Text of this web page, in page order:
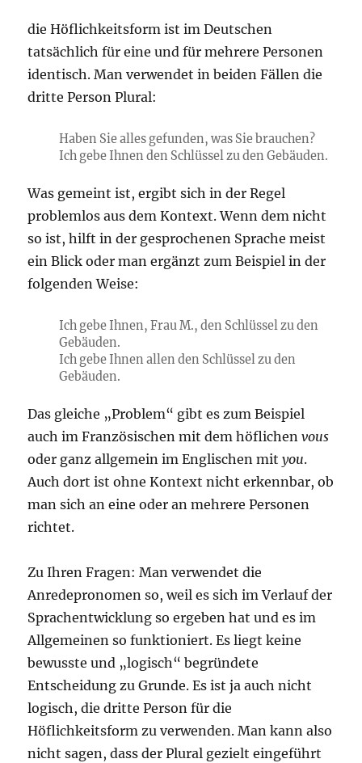
die Höflichkeitsform ist im Deutschen
tatsächlich für eine und für mehrere Personen
identisch. Man verwendet in beiden Fällen die
dritte Person Plural:
Haben Sie alles gefunden, was Sie brauchen?
Ich gebe Ihnen den Schlüssel zu den Gebäuden.
Was gemeint ist, ergibt sich in der Regel
problemlos aus dem Kontext. Wenn dem nicht
so ist, hilft in der gesprochenen Sprache meist
ein Blick oder man ergänzt zum Beispiel in der
folgenden Weise:
Ich gebe Ihnen, Frau M., den Schlüssel zu den
Gebäuden.
Ich gebe Ihnen allen den Schlüssel zu den
Gebäuden.
Das gleiche „Problem“ gibt es zum Beispiel
auch im Französischen mit dem höflichenvous
oder ganz allgemein im Englischen mityou.
Auch dort ist ohne Kontext nicht erkennbar, ob
man sich an eine oder an mehrere Personen
richtet.
Zu Ihren Fragen: Man verwendet die
Anredepronomen so, weil es sich im Verlauf der
Sprachentwicklung so ergeben hat und es im
Allgemeinen so funktioniert. Es liegt keine
bewusste und „logisch“ begründete
Entscheidung zu Grunde. Es ist ja auch nicht
logisch, die dritte Person für die
Höflichkeitsform zu verwenden. Man kann also
nicht sagen, dass der Plural gezielt eingeführt